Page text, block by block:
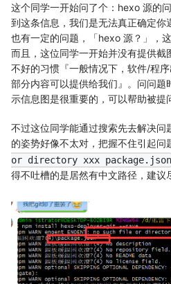
这个同学一开始问了个：hexo 源的
到这条信息，我们是无法真正确定你
也有一定的问题，「hexo 源？」，
而且，这位同学一开始并没有提供截
不好的习惯『一般情况下，软件/程
部分内容可以提供给我们』。问问题
示信息图是很重要的，可以帮助被提
不过这位同学能通过搜索先去解决问
的姿势好像不太对，把握不住引起问
or directory xxx package.json
得不吐槽的是居然有中文路径，建议